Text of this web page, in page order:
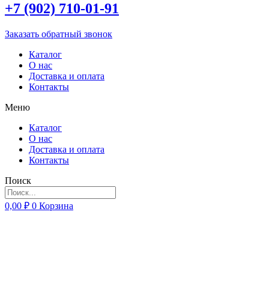
+7 (902) 710-01-91
Заказать обратный звонок
Каталог
О нас
Доставка и оплата
Контакты
Меню
Каталог
О нас
Доставка и оплата
Контакты
Поиск
0,00 ₽ 0 Корзина